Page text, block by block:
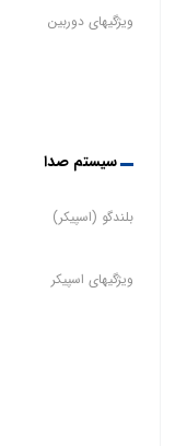
ویژگیهای دوربین
سیستم صدا
بلندگو (اسپیکر)
ویژگیهای اسپیکر